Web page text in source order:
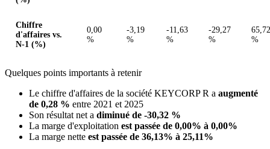
Chiffre
d'affaires vs.
N-1 (%)
0,00
%
-3,19
%
-11,63
%
-29,27
%
65,72
%
Quelques points importants à retenir
Le chiffre d'affaires de la société KEYCORP R a augmenté
de 0,28 % entre 2021 et 2025
Son résultat net a diminué de -30,32 %
La marge d'exploitation est passée de 0,00% à 0,00%
La marge nette est passée de 36,13% à 25,11%